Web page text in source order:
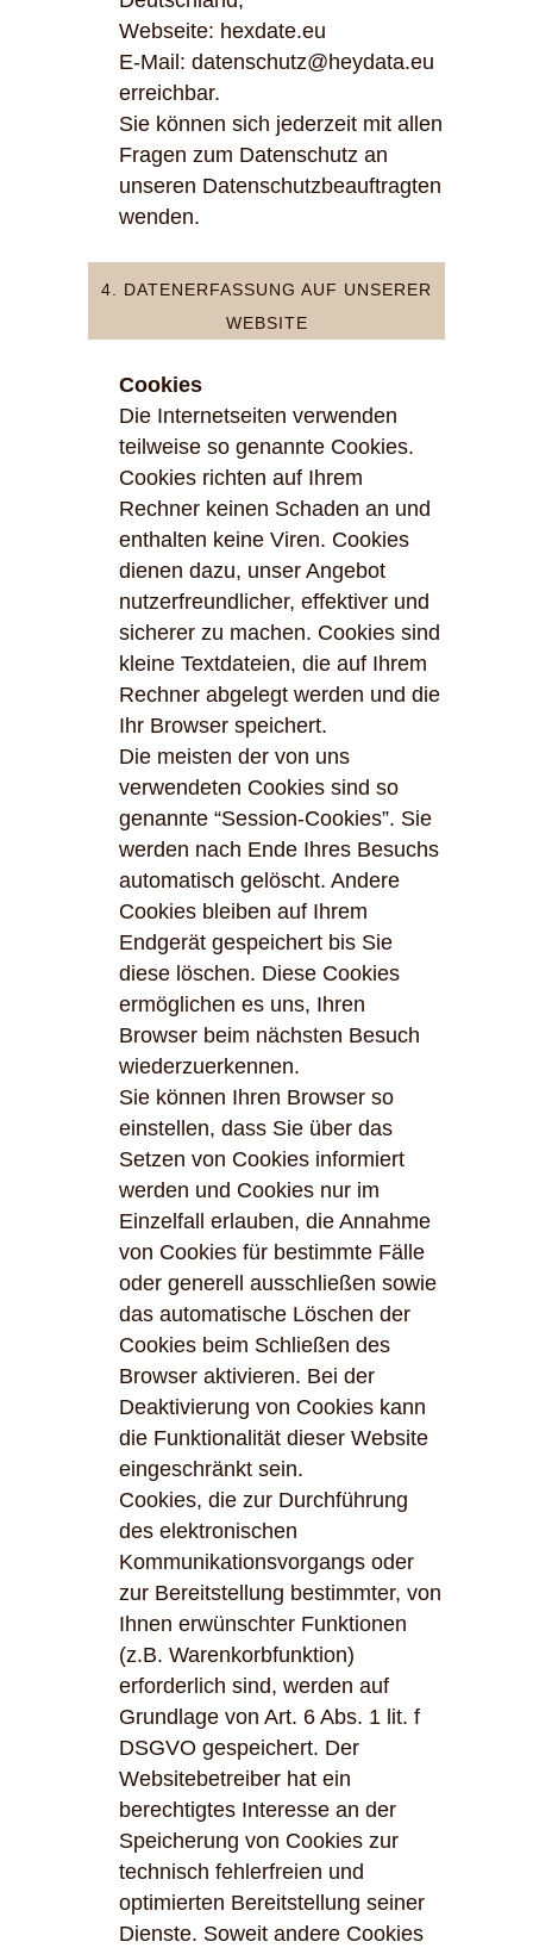
Webseite: hexdate.eu
E-Mail: datenschutz@heydata.eu
erreichbar.
Sie können sich jederzeit mit allen
Fragen zum Datenschutz an
unseren Datenschutzbeauftragten
wenden.
4. DATENERFASSUNG AUF UNSERER
WEBSITE
Cookies
Die Internetseiten verwenden
teilweise so genannte Cookies.
Cookies richten auf Ihrem
Rechner keinen Schaden an und
enthalten keine Viren. Cookies
dienen dazu, unser Angebot
nutzerfreundlicher, effektiver und
sicherer zu machen. Cookies sind
kleine Textdateien, die auf Ihrem
Rechner abgelegt werden und die
Ihr Browser speichert.
Die meisten der von uns
verwendeten Cookies sind so
genannte “Session-Cookies”. Sie
werden nach Ende Ihres Besuchs
automatisch gelöscht. Andere
Cookies bleiben auf Ihrem
Endgerät gespeichert bis Sie
diese löschen. Diese Cookies
ermöglichen es uns, Ihren
Browser beim nächsten Besuch
wiederzuerkennen.
Sie können Ihren Browser so
einstellen, dass Sie über das
Setzen von Cookies informiert
werden und Cookies nur im
Einzelfall erlauben, die Annahme
von Cookies für bestimmte Fälle
oder generell ausschließen sowie
das automatische Löschen der
Cookies beim Schließen des
Browser aktivieren. Bei der
Deaktivierung von Cookies kann
die Funktionalität dieser Website
eingeschränkt sein.
Cookies, die zur Durchführung
des elektronischen
Kommunikationsvorgangs oder
zur Bereitstellung bestimmter, von
Ihnen erwünschter Funktionen
(z.B. Warenkorbfunktion)
erforderlich sind, werden auf
Grundlage von Art. 6 Abs. 1 lit. f
DSGVO gespeichert. Der
Websitebetreiber hat ein
berechtigtes Interesse an der
Speicherung von Cookies zur
technisch fehlerfreien und
optimierten Bereitstellung seiner
Dienste. Soweit andere Cookies